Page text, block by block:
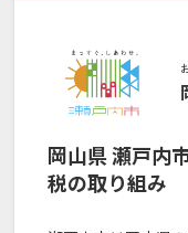
岡山県瀬戸内
税の取り組み